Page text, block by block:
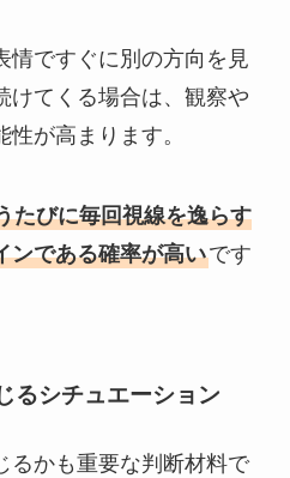
情ですぐに別の方向を見
けてくる場合は、観察や
が高まります。
たびに毎回視線を逸らす
ンである確率が高いです
るシチュエーション
るかも重要な判断材料で